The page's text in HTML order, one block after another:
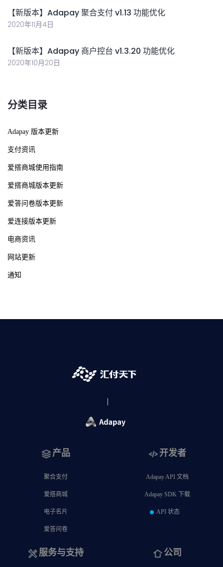
【新版本】Adapay 聚合支付 v1.13 功能优化
2020年11月4日
【新版本】Adapay 商户控台 v1.3.20 功能优化
2020年10月20日
分类目录
Adapay 版本更新
支付资讯
爱搭商城使用指南
爱搭商城版本更新
爱答问卷版本更新
爱连接版本更新
电商资讯
网站更新
通知
产品
聚合支付
爱搭商城
电子名片
爱答问卷
开发者
Adapay API 文档
Adapay SDK 下载
API 状态
服务与支持 公司